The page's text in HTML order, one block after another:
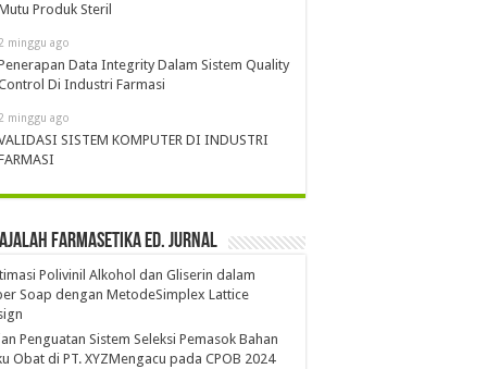
Produk Steril
minggu ago
Data Integrity Dalam Sistem Quality
Di Industri Farmasi
minggu ago
SISTEM KOMPUTER DI INDUSTRI
Farmasetika Ed. Jurnal
Polivinil Alkohol dan Gliserin dalam
Soap dengan MetodeSimplex Lattice
Penguatan Sistem Seleksi Pemasok Bahan
Obat di PT. XYZMengacu pada CPOB 2024